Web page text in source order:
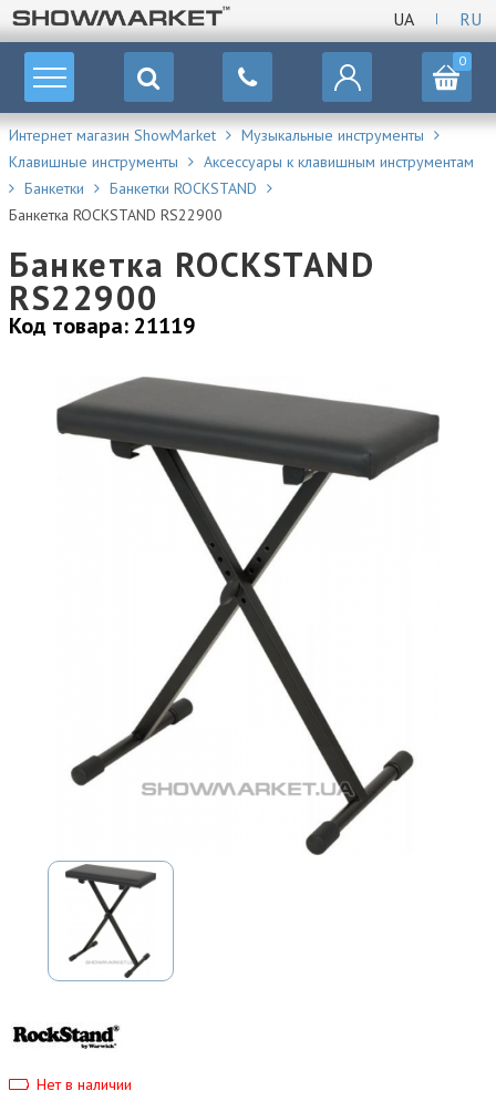
UA RU
0
Интернет магазин ShowMarket
Музыкальные инструменты
Клавишные инструменты
Аксессуары к клавишным инструментам
Банкетки
Банкетки ROCKSTAND
Банкетка ROCKSTAND RS22900
Банкетка ROCKSTAND
RS22900
Код товара: 21119
Нет в наличии